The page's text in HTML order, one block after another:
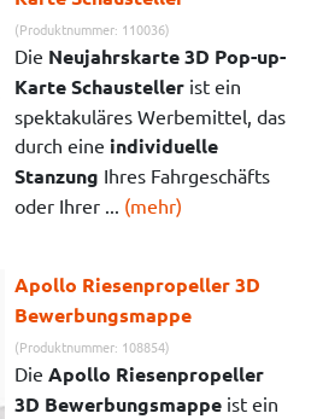
(Produktnummer: 110036)
Die Neujahrskarte 3D Pop-up-
Karte Schausteller ist ein
spektakuläres Werbemittel, das
durch eine individuelle
Stanzung Ihres Fahrgeschäfts
oder Ihrer ... (mehr)
Apollo Riesenpropeller 3D
Bewerbungsmappe
(Produktnummer: 108854)
Die Apollo Riesenpropeller
3D Bewerbungsmappe ist ein